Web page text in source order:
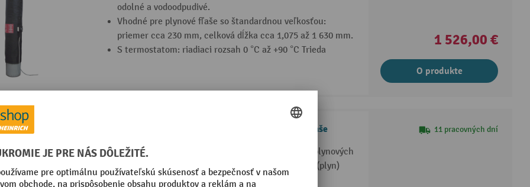
odolné a vodoodpudivé.
Vhodné pre plynové fľaše so štandardnou veľkosťou:
priemer cca 230 mm, celková dĺžka cca 1,075 až 1 630 mm.
S termostatom: riadiaci rozsah 0 °C až +90 °C Trieda
1 526,00 €
O produkte
Vyhrievacia manžeta Kuhlmann ATEX pre plynové fľaše
Na bezpečné a účinné vyhrievanie štandardných plynových
fliaš v oblastiach ohrozených výbuchom zóny 1/2 (plyn)
a zóny 21/22 (prach)
11 pracovných dní